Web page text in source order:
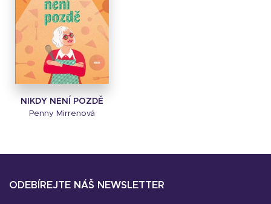
NIKDY NENÍ POZDĚ
Penny Mirrenová
ODEBÍREJTE NÁŠ NEWSLETTER